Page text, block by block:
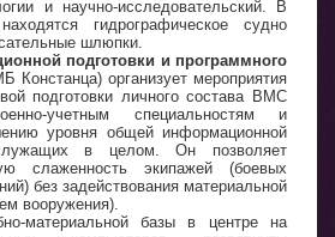
и научно-исследовательский. В
гидрографическое судно
шлюпки.
подготовки и программного
Констанца) организует мероприятия
подготовки личного состава ВМС
учетным специальностям и
уровня общей информационной
в целом. Он позволяет
слаженность экипажей (боевых
без задействования материальной
вооружения).
материальной базы в центре на